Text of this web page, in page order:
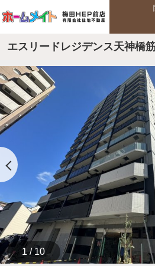
エスリードレジデンス天神橋
1 / 10